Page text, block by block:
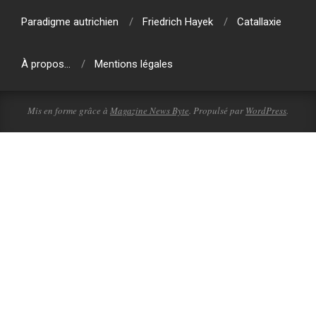
Paradigme autrichien
Friedrich Hayek Catallaxie
À propos… Mentions légales
Mis en forme grâce à Magazine News Byte. Propulsé par WordPress.